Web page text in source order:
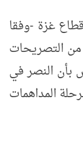
غزة -وفقا
من التصريحات
بأن النصر في
المداهمات